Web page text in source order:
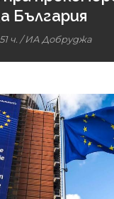
България
ч. /ИА Добруджа